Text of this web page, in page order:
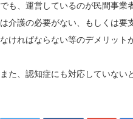
でも、運営しているのが民間事業
は介護の必要がない、もしくは要
なければならない等のデメリット
また、認知症にも対応していない